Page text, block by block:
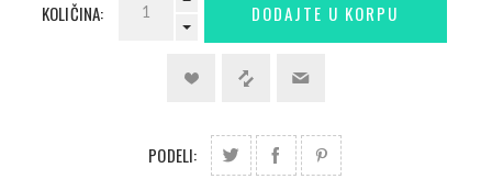
KOLIČINA:
PODELI: